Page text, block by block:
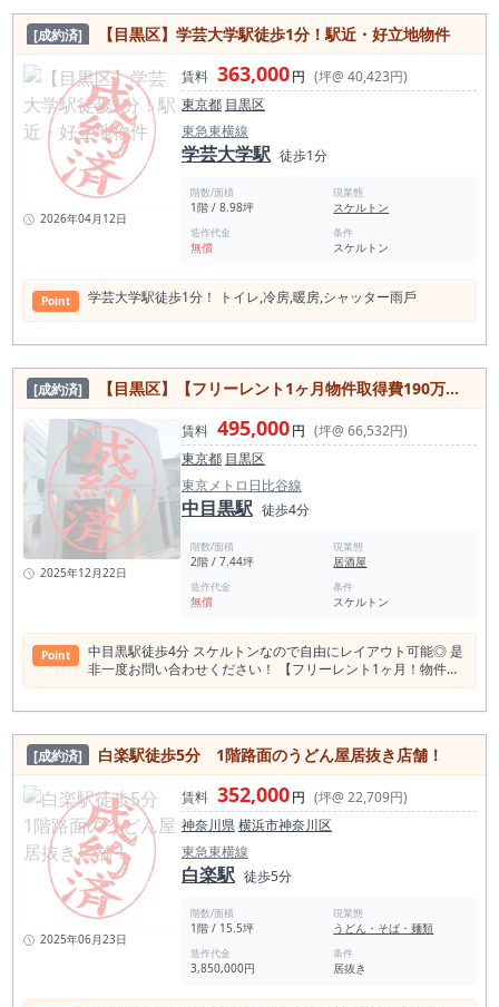
[成約済] 【目黒区】学芸大学駅徒歩1分！駅近・好立地物件
2026年04月12日
賃料 363,000円 (坪@ 40,423円)
東京都 目黒区
東急東横線
学芸大学駅 徒歩1分
階数/面積
1階 / 8.98坪
現業態
スケルトン
造作代金
無償
条件
スケルトン
Point 学芸大学駅徒歩1分！ トイレ,冷房,暖房,シャッター⾬⼾
[成約済] 【目黒区】【フリーレント1ヶ月物件取得費190万円以下】中目黒駅徒歩4分／中々空きの出ないエリア／ スケルトン／自由にレイアウト可能／約7.44坪
2025年12月22日
賃料 495,000円 (坪@ 66,532円)
東京都 目黒区
東京メトロ日比谷線
中目黒駅 徒歩4分
階数/面積
2階 / 7.44坪
現業態
居酒屋
造作代金
無償
条件
スケルトン
Point
中目黒駅徒歩4分 スケルトンなので自由にレイアウト可能◎ 是
非一度お問い合わせください！ 【フリーレント1ヶ月！物件取
得費200万円以下！】
[成約済] 白楽駅徒歩5分 1階路面のうどん屋居抜き店舗！
2025年06月23日
賃料 352,000円 (坪@ 22,709円)
神奈川県横浜市神奈川区
東急東横線
白楽駅 徒歩5分
階数/面積
1階 / 15.5坪
現業態
うどん・そば・麺類
造作代金
3,850,000円
条件
居抜き